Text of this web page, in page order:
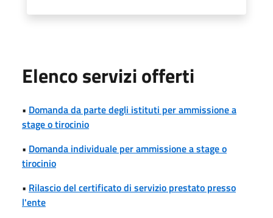
Elenco servizi offerti
• Domanda da parte degli istituti per ammissione a
stage o tirocinio
• Domanda individuale per ammissione a stage o
tirocinio
• Rilascio del certificato di servizio prestato presso
l'ente